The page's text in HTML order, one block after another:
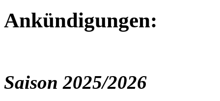
Ankündigungen:
Saison 2025/2026